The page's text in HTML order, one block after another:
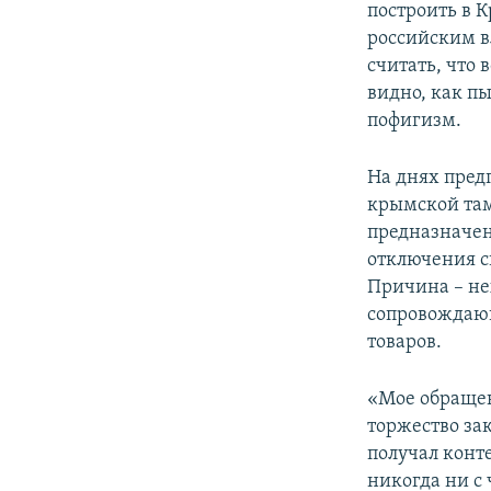
построить в
российским
считать, что
видно, как
пофигизм.
На днях
крымской
отключения
Причина –
товаров.
«Мое
торжество
получал
никогда ни с